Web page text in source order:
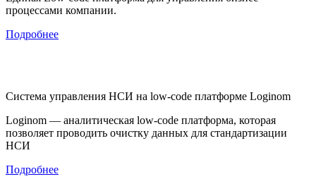
процессами компании.
Подробнее
Система управления НСИ на low-code платформе Loginom
Loginom — аналитическая low-code платформа, которая
позволяет проводить очистку данных для стандартизации
НСИ
Подробнее